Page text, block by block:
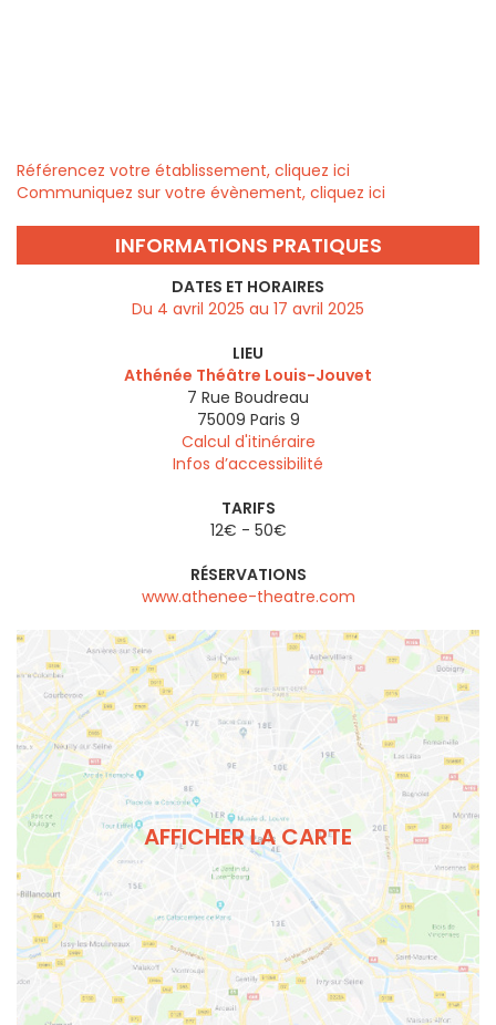
Référencez votre établissement, cliquez ici
Communiquez sur votre évènement, cliquez ici
INFORMATIONS PRATIQUES
DATES ET HORAIRES
Du 4 avril 2025 au 17 avril 2025
LIEU
Athénée Théâtre Louis-Jouvet
7 Rue Boudreau
75009 Paris 9
Calcul d'itinéraire
Infos d’accessibilité
TARIFS
12€ - 50€
RÉSERVATIONS
www.athenee-theatre.com
AFFICHER LA CARTE